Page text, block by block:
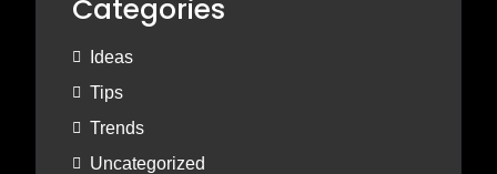
Categories
Ideas
Tips
Trends
Uncategorized